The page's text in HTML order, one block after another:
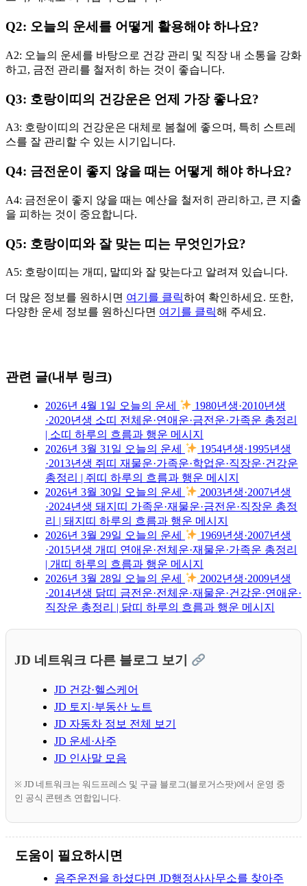
Q2: 오늘의 운세를 어떻게 활용해야 하나요?
A2: 오늘의 운세를 바탕으로 건강 관리 및 직장 내 소통을 강화
하고, 금전 관리를 철저히 하는 것이 좋습니다.
Q3: 호랑이띠의 건강운은 언제 가장 좋나요?
A3: 호랑이띠의 건강운은 대체로 봄철에 좋으며, 특히 스트레
스를 잘 관리할 수 있는 시기입니다.
Q4: 금전운이 좋지 않을 때는 어떻게 해야 하나요?
A4: 금전운이 좋지 않을 때는 예산을 철저히 관리하고, 큰 지출
을 피하는 것이 중요합니다.
Q5: 호랑이띠와 잘 맞는 띠는 무엇인가요?
A5: 호랑이띠는 개띠, 말띠와 잘 맞는다고 알려져 있습니다.
더 많은 정보를 원하시면 여기를 클릭하여 확인하세요. 또한,
다양한 운세 정보를 원하신다면 여기를 클릭해 주세요.
관련 글(내부 링크)
2026년 4월 1일 오늘의 운세
1980년생·2010년생
·2020년생 소띠 전체운·연애운·금전운·가족운 총정리
| 소띠 하루의 흐름과 행운 메시지
2026년 3월 31일 오늘의 운세
1954년생·1995년생
·2013년생 쥐띠 재물운·가족운·학업운·직장운·건강운
총정리 | 쥐띠 하루의 흐름과 행운 메시지
2026년 3월 30일 오늘의 운세
2003년생·2007년생
·2024년생 돼지띠 가족운·재물운·금전운·직장운 총정
리 | 돼지띠 하루의 흐름과 행운 메시지
2026년 3월 29일 오늘의 운세
1969년생·2007년생
·2015년생 개띠 연애운·전체운·재물운·가족운 총정리
| 개띠 하루의 흐름과 행운 메시지
2026년 3월 28일 오늘의 운세
2002년생·2009년생
·2014년생 닭띠 금전운·전체운·재물운·건강운·연애운·
직장운 총정리 | 닭띠 하루의 흐름과 행운 메시지
JD 네트워크 다른 블로그 보기
JD 건강·헬스케어
JD 토지·부동산 노트
JD 자동차 정보 전체 보기
JD 운세·사주
JD 인사말 모음
※ JD 네트워크는 워드프레스 및 구글 블로그(블로거스팟)에서 운영 중
인 공식 콘텐츠 연합입니다.
도움이 필요하시면
음주운전을 하셨다면 JD행정사사무소를 찾아주